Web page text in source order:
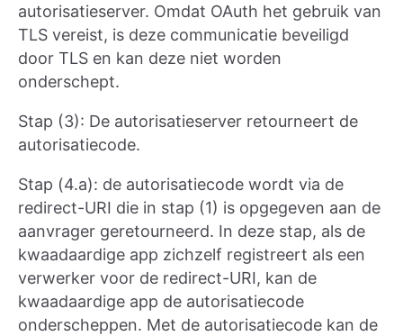
autorisatieserver. Omdat OAuth het gebruik van
TLS vereist, is deze communicatie beveiligd
door TLS en kan deze niet worden
onderschept.
Stap (3): De autorisatieserver retourneert de
autorisatiecode.
Stap (4.a): de autorisatiecode wordt via de
redirect-URI die in stap (1) is opgegeven aan de
aanvrager geretourneerd. In deze stap, als de
kwaadaardige app zichzelf registreert als een
verwerker voor de redirect-URI, kan de
kwaadaardige app de autorisatiecode
onderscheppen. Met de autorisatiecode kan de